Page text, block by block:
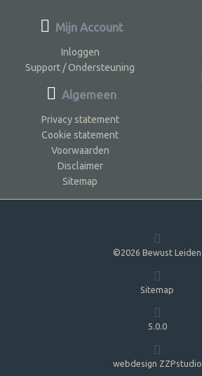
Mijn Account
Inloggen
Support / Ondersteuning
Algemeen
Privacy statement
Cookie statement
Voorwaarden
Disclaimer
Sitemap
©2026 Bewust Leiden
Sitemap
5.0.0
webdesign ZZPstudio